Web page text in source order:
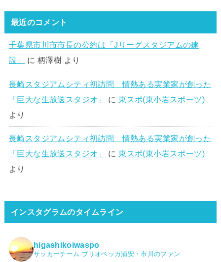
最近のコメント
千葉県市川市市長の公約は「Jリーグスタジアムの建
設」
に 柄澤樹 より
長崎スタジアムシティ初訪問 情熱ある実業家が創った
「巨大な生放送スタジオ」
に東スポ(東小岩スポーツ)
より
長崎スタジアムシティ初訪問 情熱ある実業家が創った
「巨大な生放送スタジオ」
に東スポ(東小岩スポーツ)
より
インスタグラムのタイムライン
higashikoiwaspo
サッカーチーム ブリオベッカ浦安・市川のファン